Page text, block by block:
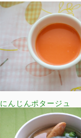
にんじんポタージュ